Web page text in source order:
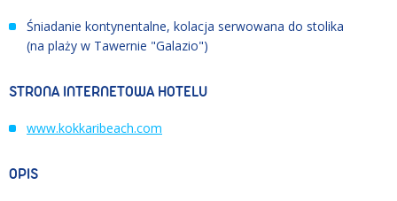
Śniadanie kontynentalne, kolacja serwowana do stolika
(na plaży w Tawernie "Galazio")
STRONA INTERNETOWA HOTELU
www.kokkaribeach.com
OPIS